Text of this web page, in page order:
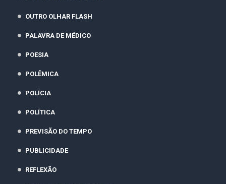
OUTRO OLHAR FLASH
PALAVRA DE MÉDICO
POESIA
POLÊMICA
POLÍCIA
POLÍTICA
PREVISÃO DO TEMPO
PUBLICIDADE
REFLEXÃO